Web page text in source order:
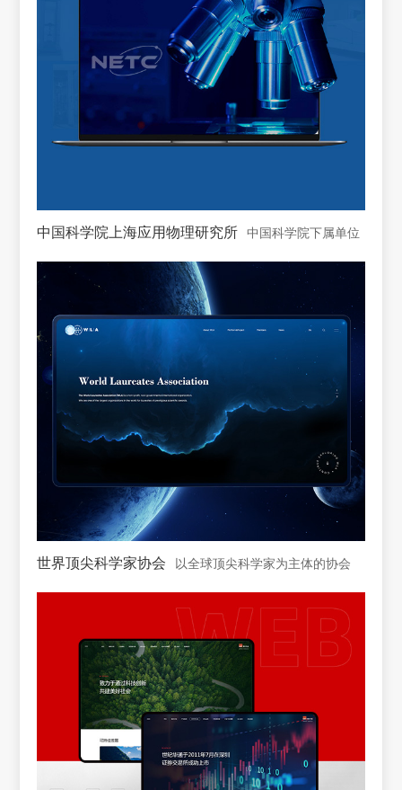
中国科学院上海应用物理研究所 中国科学院下属单位
世界顶尖科学家协会 以全球顶尖科学家为主体的协会